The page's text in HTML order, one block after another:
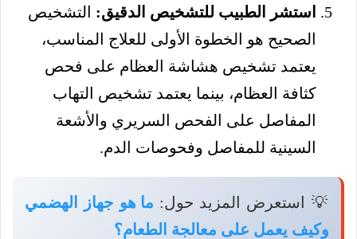
استشر الطبيب للتشخيص الدقيق: التشخيص
الصحيح هو الخطوة الأولى للعلاج المناسب،
يعتمد تشخيص هشاشة العظام على فحص
كثافة العظام، بينما يعتمد تشخيص التهاب
المفاصل على الفحص السريري والأشعة
السينية للمفاصل وفحوصات الدم.
💡 استعرض المزيد حول: ما هو جهاز الهضمي
وكيف يعمل على معالجة الطعام؟